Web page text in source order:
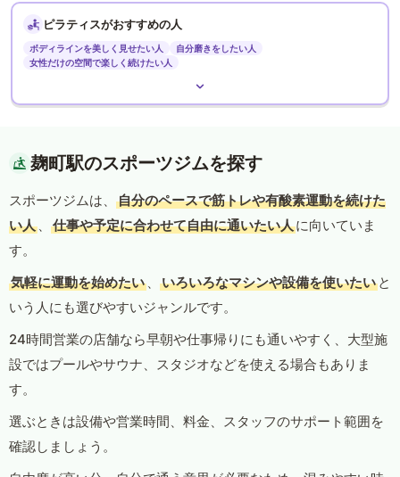
ピラティスがおすすめの人
ボディラインを美しく見せたい人
自分磨きをしたい人
女性だけの空間で楽しく続けたい人
麹町駅のスポーツジムを探す
スポーツジムは、
自分のペースで筋トレや有酸素運動を続けた
い人 、 仕事や予定に合わせて自由に通いたい人に向いていま
す。
気軽に運動を始めたい 、 いろいろなマシンや設備を使いたい と
いう人にも選びやすいジャンルです。
24時間営業の店舗なら早朝や仕事帰りにも通いやすく、大型施
設ではプールやサウナ、スタジオなどを使える場合もありま
す。
選ぶときは設備や営業時間、料金、スタッフのサポート範囲を
確認しましょう。